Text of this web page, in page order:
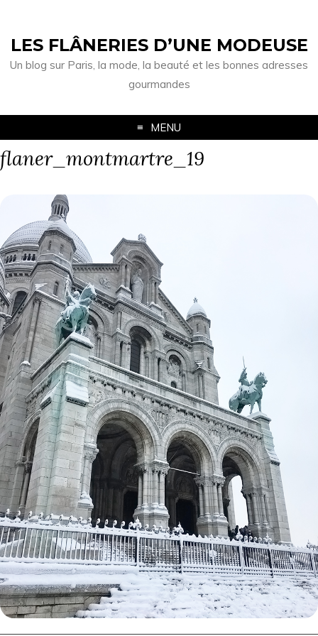
LES FLÂNERIES D’UNE MODEUSE
Un blog sur Paris, la mode, la beauté et les bonnes adresses
gourmandes
MENU
flaner_montmartre_19